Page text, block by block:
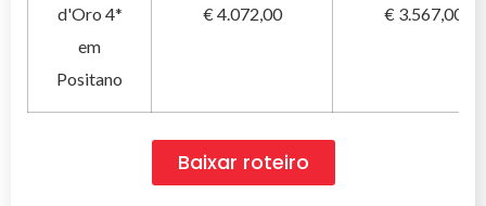
d'Oro 4*
em
Positano
€ 4.072,00 € 3.567,00
Baixar roteiro